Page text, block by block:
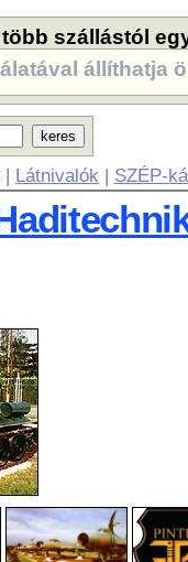
szállástól
állíthatja
| Látnivalók | SZÉP-